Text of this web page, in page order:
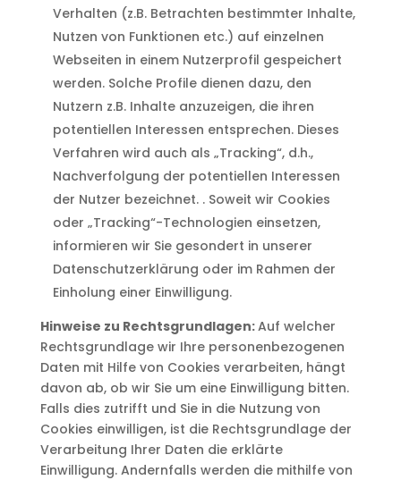
Verhalten (z.B. Betrachten bestimmter Inhalte,
Nutzen von Funktionen etc.) auf einzelnen
Webseiten in einem Nutzerprofil gespeichert
werden. Solche Profile dienen dazu, den
Nutzern z.B. Inhalte anzuzeigen, die ihren
potentiellen Interessen entsprechen. Dieses
Verfahren wird auch als „Tracking“, d.h.,
Nachverfolgung der potentiellen Interessen
der Nutzer bezeichnet. . Soweit wir Cookies
oder „Tracking“-Technologien einsetzen,
informieren wir Sie gesondert in unserer
Datenschutzerklärung oder im Rahmen der
Einholung einer Einwilligung.
Hinweise zu Rechtsgrundlagen:Auf welcher
Rechtsgrundlage wir Ihre personenbezogenen
Daten mit Hilfe von Cookies verarbeiten, hängt
davon ab, ob wir Sie um eine Einwilligung bitten.
Falls dies zutrifft und Sie in die Nutzung von
Cookies einwilligen, ist die Rechtsgrundlage der
Verarbeitung Ihrer Daten die erklärte
Einwilligung. Andernfalls werden die mithilfe von